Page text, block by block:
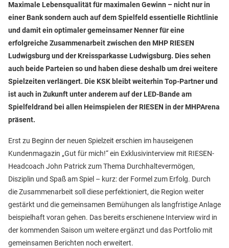
Maximale Lebensqualität für maximalen Gewinn – nicht nur in
einer Bank sondern auch auf dem Spielfeld essentielle Richtlinie
und damit ein optimaler gemeinsamer Nenner für eine
erfolgreiche Zusammenarbeit zwischen den MHP RIESEN
Ludwigsburg und der Kreissparkasse Ludwigsburg. Dies sehen
auch beide Parteien so und haben diese deshalb um drei weitere
Spielzeiten verlängert. Die KSK bleibt weiterhin Top-Partner und
ist auch in Zukunft unter anderem auf der LED-Bande am
Spielfeldrand bei allen Heimspielen der RIESEN in der MHPArena
präsent.
Erst zu Beginn der neuen Spielzeit erschien im hauseigenen
Kundenmagazin „Gut für mich!“ ein Exklusivinterview mit RIESEN-
Headcoach John Patrick zum Thema Durchhaltevermögen,
Disziplin und Spaß am Spiel – kurz: der Formel zum Erfolg. Durch
die Zusammenarbeit soll diese perfektioniert, die Region weiter
gestärkt und die gemeinsamen Bemühungen als langfristige Anlage
beispielhaft voran gehen. Das bereits erschienene Interview wird in
der kommenden Saison um weitere ergänzt und das Portfolio mit
gemeinsamen Berichten noch erweitert.